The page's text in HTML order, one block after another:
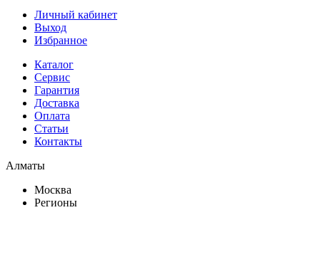
Личный кабинет
Выход
Избранное
Каталог
Сервис
Гарантия
Доставка
Оплата
Статьи
Контакты
Алматы
Москва
Регионы